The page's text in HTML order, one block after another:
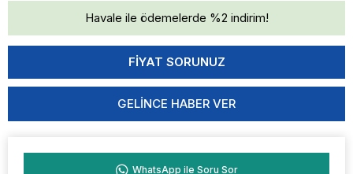
Havale ile ödemelerde %2 indirim!
GELINCE HABER VER
WhatsApp ile Soru Sor